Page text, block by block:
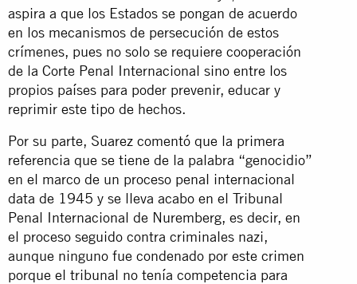
aspira a que los Estados se pongan de acuerdo
en los mecanismos de persecución de estos
crímenes, pues no solo se requiere cooperación
de la Corte Penal Internacional sino entre los
propios países para poder prevenir, educar y
reprimir este tipo de hechos.
Por su parte, Suarez comentó que la primera
referencia que se tiene de la palabra “genocidio”
en el marco de un proceso penal internacional
data de 1945 y se lleva acabo en el Tribunal
Penal Internacional de Nuremberg, es decir, en
el proceso seguido contra criminales nazi,
aunque ninguno fue condenado por este crimen
porque el tribunal no tenía competencia para